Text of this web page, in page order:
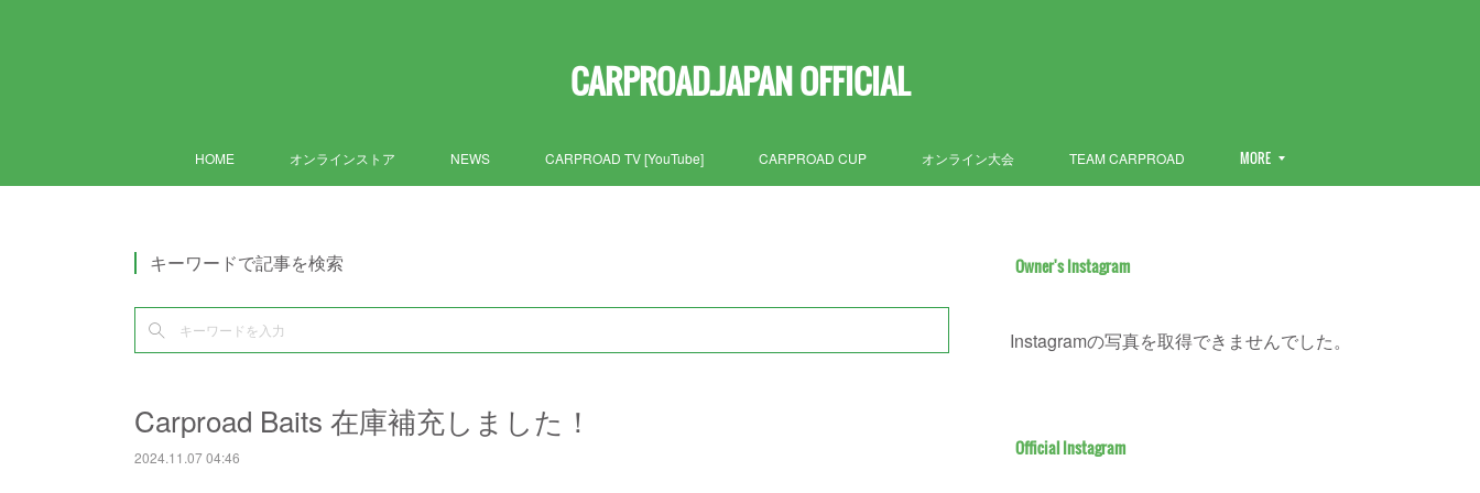
CARPROAD.JAPAN OFFICIAL
HOME オンラインストア NEWS CARPROAD TV [YouTube] CARPROAD CUP オンライン大会 TEAM CARPROAD MORE
キーワードで記事を検索
Carproad Baits 在庫補充しました！
2024.11.07 04:46
Owner's Instagram
Instagramの写真を取得できませんでした。
Official Instagram